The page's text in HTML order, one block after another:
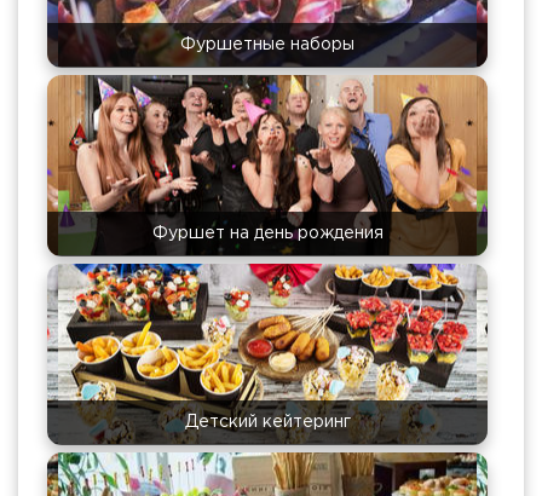
Фуршетные наборы
Фуршет на день рождения
Детский кейтеринг